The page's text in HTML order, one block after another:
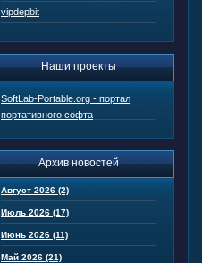
vipdepbit
Наши проекты
SoftLab-Portable.org - портал
портативного софта
Архив новостей
Август 2026 (2)
Июль 2026 (17)
Июнь 2026 (11)
Май 2026 (21)